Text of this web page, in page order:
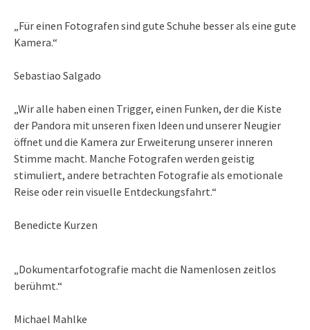
„Für einen Fotografen sind gute Schuhe besser als eine gute
Kamera.“
Sebastiao Salgado
„Wir alle haben einen Trigger, einen Funken, der die Kiste
der Pandora mit unseren fixen Ideen und unserer Neugier
öffnet und die Kamera zur Erweiterung unserer inneren
Stimme macht. Manche Fotografen werden geistig
stimuliert, andere betrachten Fotografie als emotionale
Reise oder rein visuelle Entdeckungsfahrt.“
Benedicte Kurzen
„Dokumentarfotografie macht die Namenlosen zeitlos
berühmt.“
Michael Mahlke